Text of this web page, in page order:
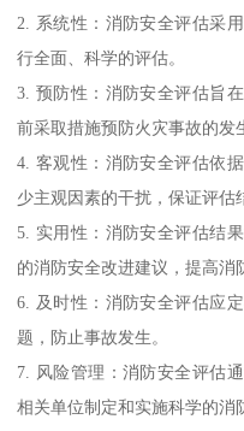
2. 系统性：消防安全评估采
行全面、科学的评估。
3. 预防性：消防安全评估旨
前采取措施预防火灾事故的发
4. 客观性：消防安全评估依
少主观因素的干扰，保证评估
5. 实用性：消防安全评估结
的消防安全改进建议，提高消
6. 及时性：消防安全评估应
题，防止事故发生。
7. 风险管理：消防安全评估
相关单位制定和实施科学的消